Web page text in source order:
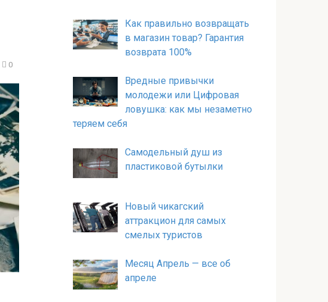
0
Как правильно возвращать
в магазин товар? Гарантия
возврата 100%
Вредные привычки
молодежи или Цифровая
ловушка: как мы незаметно
теряем себя
Самодельный душ из
пластиковой бутылки
Новый чикагский
аттракцион для самых
смелых туристов
Месяц Апрель — все об
апреле